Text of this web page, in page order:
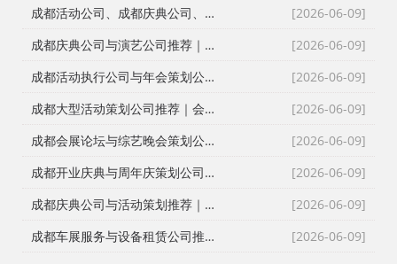
[2026-06-09]
成都活动公司、成都庆典公司、成都会务公司、成都会议策划公司，红星团队26年经验深度解读
[2026-06-09]
成都庆典公司与演艺公司推荐｜开张剪彩、舞龙舞狮、大型晚会全案执行
[2026-06-09]
成都活动执行公司与年会策划公司推荐｜全流程服务与安全保障
[2026-06-09]
成都大型活动策划公司推荐｜会议策划、庆典执行、年会演艺一站式服务
[2026-06-09]
成都会展论坛与综艺晚会策划公司推荐｜活动策划执行与资源整合专家
[2026-06-09]
成都开业庆典与周年庆策划公司推荐｜专业舞台搭建与高端现场布置
[2026-06-09]
成都庆典公司与活动策划推荐｜跨年晚会、元旦晚会、企业年会一站式执行
[2026-06-09]
成都车展服务与设备租赁公司推荐｜新车上市、试驾活动、巡展全案执行